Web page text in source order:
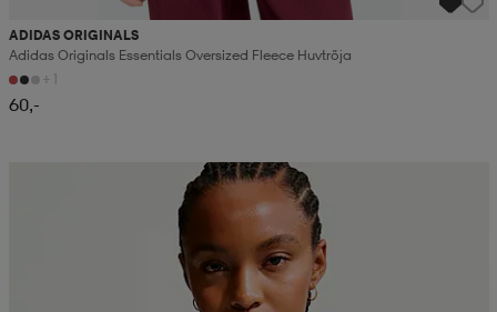
ADIDAS ORIGINALS
Adidas Originals Essentials Oversized Fleece Huvtröja
+1
60,-